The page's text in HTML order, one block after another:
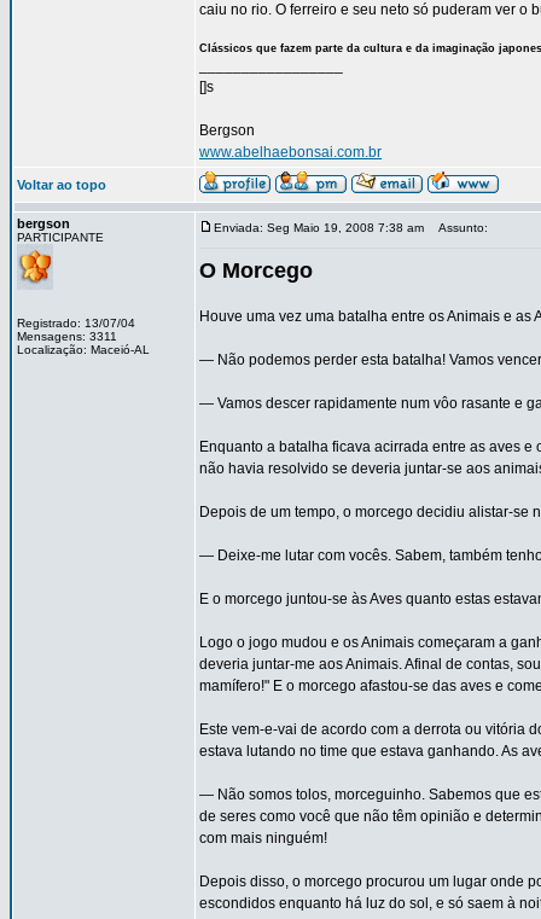
caiu no rio. O ferreiro e seu neto só puderam ver o
Clássicos que fazem parte da cultura e da imaginação
[]s
Bergson
www.abelhaebonsai.com.br
Voltar ao topo
bergson
PARTICIPANTE
Registrado: 13/07/04
Mensagens: 3311
Localização: Maceió-AL
Enviada: Seg Maio 19, 2008 7:38 am Assunto:
O Morcego
Houve uma vez uma batalha entre os Animais e as
— Não podemos perder esta batalha! Vamos
— Vamos descer rapidamente num vôo rasante e
Enquanto a batalha ficava acirrada entre as aves
não havia resolvido se deveria juntar-se aos
Depois de um tempo, o morcego decidiu alistar-se
— Deixe-me lutar com vocês. Sabem, também
E o morcego juntou-se às Aves quanto estas
Logo o jogo mudou e os Animais começaram a
deveria juntar-me aos Animais. Afinal de contas,
mamífero!" E o morcego afastou-se das aves e
Este vem-e-vai de acordo com a derrota ou vitória
estava lutando no time que estava ganhando. As
— Não somos tolos, morceguinho. Sabemos que
de seres como você que não têm opinião e
com mais ninguém!
Depois disso, o morcego procurou um lugar onde
escondidos enquanto há luz do sol, e só saem à